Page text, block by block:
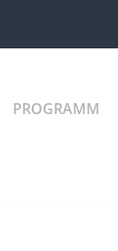
PROGRAMM